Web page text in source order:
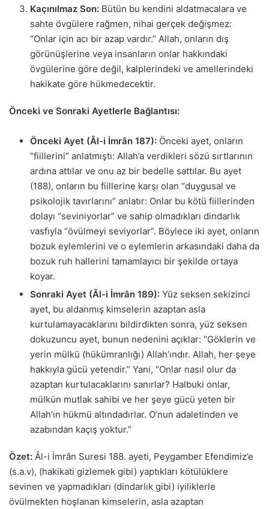
Kaçınılmaz Son: Bütün bu kendini aldatmacalara ve
sahte övgülere rağmen, nihai gerçek değişmez:
“Onlar için acı bir azap vardır.” Allah, onların dış
görünüşlerine veya insanların onlar hakkındaki
övgülerine göre değil, kalplerindeki ve amellerindeki
hakikate göre hükmedecektir.
Önceki ve Sonraki Ayetlerle Bağlantısı:
Önceki Ayet (Âl-i İmrân 187): Önceki ayet, onların
“fiillerini” anlatmıştı: Allah’a verdikleri sözü sırtlarının
ardına attılar ve onu az bir bedelle sattılar. Bu ayet
(188), onların bu fiillerine karşı olan “duygusal ve
psikolojik tavırlarını” anlatır: Onlar bu kötü fiillerinden
dolayı “seviniyorlar” ve sahip olmadıkları dindarlık
vasfıyla “övülmeyi seviyorlar”. Böylece iki ayet, onların
bozuk eylemlerini ve o eylemlerin arkasındaki daha da
bozuk ruh hallerini tamamlayıcı bir şekilde ortaya
koyar.
Sonraki Ayet (Âl-i İmrân 189): Yüz seksen sekizinci
ayet, bu aldanmış kimselerin azaptan asla
kurtulamayacaklarını bildirdikten sonra, yüz seksen
dokuzuncu ayet, bunun nedenini açıklar: “Göklerin ve
yerin mülkü (hükümranlığı) Allah’ındır. Allah, her şeye
hakkıyla gücü yetendir.” Yani, “Onlar nasıl olur da
azaptan kurtulacaklarını sanırlar? Halbuki onlar,
mülkün mutlak sahibi ve her şeye gücü yeten bir
Allah’ın hükmü altındadırlar. O’nun adaletinden ve
azabından kaçış yoktur.”
Özet: Âl-i İmrân Suresi 188. ayeti, Peygamber Efendimiz’e
(s.a.v), (hakikati gizlemek gibi) yaptıkları kötülüklere
sevinen ve yapmadıkları (dindarlık gibi) iyiliklerle
övülmekten hoşlanan kimselerin, asla azaptan